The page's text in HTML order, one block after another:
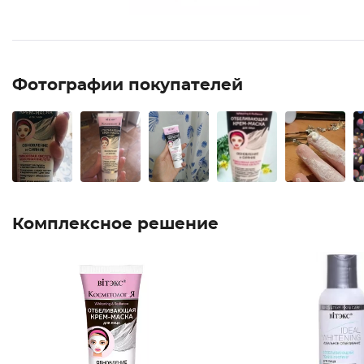
Фотографии покупателей
Комплексное решение